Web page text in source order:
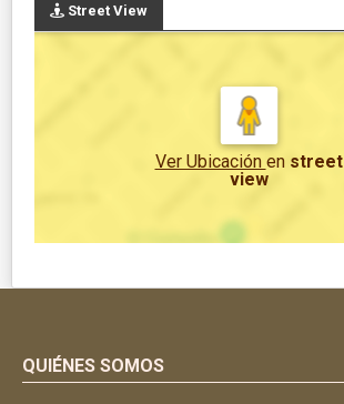
Street View
Ver Ubicación en street
view
QUIÉNES SOMOS